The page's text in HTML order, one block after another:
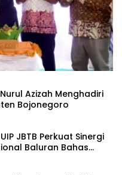
Azizah Menghadiri
Bojonegoro
JBTB Perkuat Sinergi
Baluran Bahas